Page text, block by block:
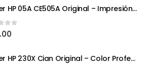
Tóner HP 05A CE505A Original – Impresión Profesional para tu HP LaserJet
of 5
Tóner HP 230X Cian Original – Color Profesional y Máximo Rendimiento con Tecnología TerraJet